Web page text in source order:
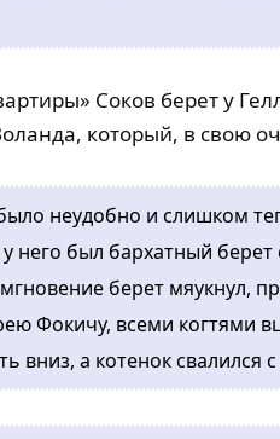
Соков берет у
который, в свою
неудобно и слишком
у него был бархатный
берет мяукнул,
Фокичу, всеми когтями
вниз, а котенок свалился